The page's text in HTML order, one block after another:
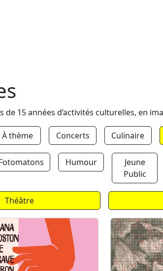
de 15 années d’activités culturelles, en
À thème Concerts Culinaire
Humour
Jeune
Public
Théâtre